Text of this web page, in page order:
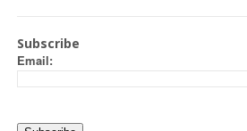
Subscribe
Email: